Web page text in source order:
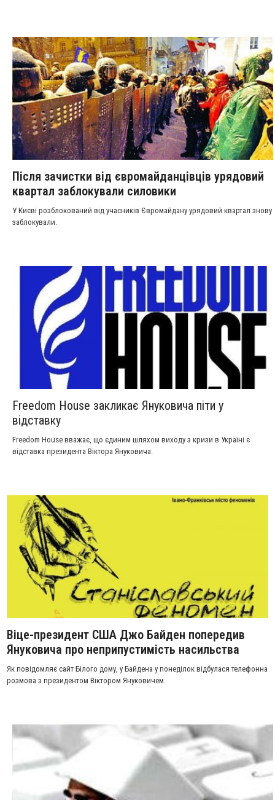
Після зачистки від євромайданцівців урядовий
квартал заблокували силовики
У Києві розблокований від учасників Євромайдану урядовий квартал знову
заблокували.
Freedom House закликає Януковича піти у
відставку
Freedom House вважає, що єдиним шляхом виходу з кризи в Україні є
відставка президента Віктора Януковича.
Віце-президент США Джо Байден попередив
Януковича про неприпустимість насильства
Як повідомляє сайт Білого дому, у Байдена у понеділок відбулася телефонна
розмова з президентом Віктором Януковичем.